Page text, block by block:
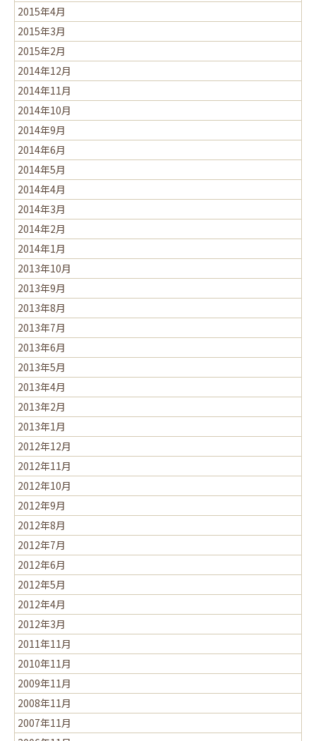
2015年4月
2015年3月
2015年2月
2014年12月
2014年11月
2014年10月
2014年9月
2014年6月
2014年5月
2014年4月
2014年3月
2014年2月
2014年1月
2013年10月
2013年9月
2013年8月
2013年7月
2013年6月
2013年5月
2013年4月
2013年2月
2013年1月
2012年12月
2012年11月
2012年10月
2012年9月
2012年8月
2012年7月
2012年6月
2012年5月
2012年4月
2012年3月
2011年11月
2010年11月
2009年11月
2008年11月
2007年11月